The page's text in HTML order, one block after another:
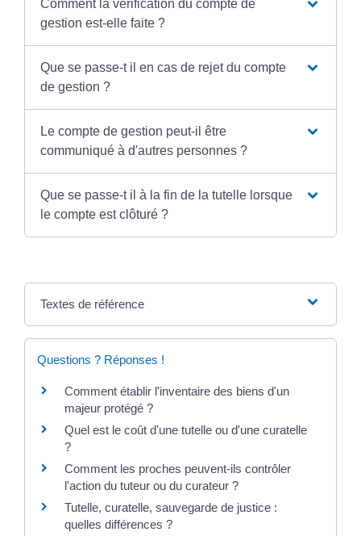
Comment la vérification du compte de
gestion est-elle faite ?
Que se passe-t il en cas de rejet du compte
de gestion ?
Le compte de gestion peut-il être
communiqué à d'autres personnes ?
Que se passe-t il à la fin de la tutelle lorsque
le compte est clôturé ?
Textes de référence
Questions ? Réponses !
Comment établir l'inventaire des biens d'un
majeur protégé ?
Quel est le coût d'une tutelle ou d'une curatelle
?
Comment les proches peuvent-ils contrôler
l'action du tuteur ou du curateur ?
Tutelle, curatelle, sauvegarde de justice :
quelles différences ?